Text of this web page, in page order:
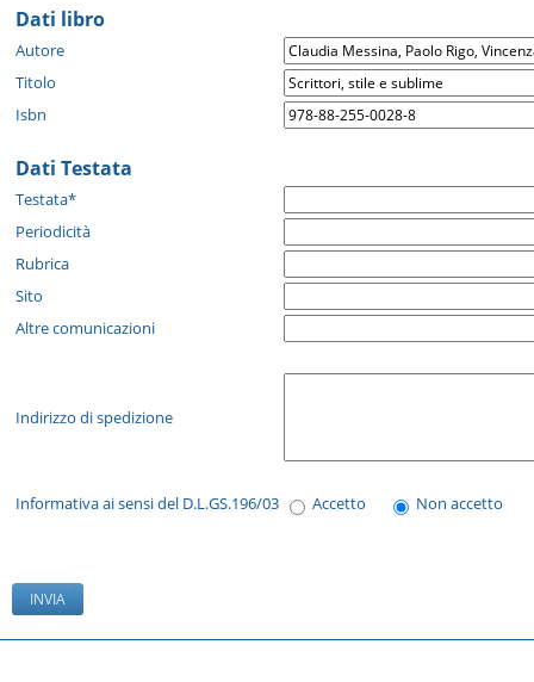
Dati libro
Autore
Titolo
Isbn
Dati Testata
Testata*
Periodicità
Rubrica
Sito
Altre comunicazioni
Indirizzo di spedizione
Informativa ai sensi del D.L.GS.196/03 Accetto Non accetto